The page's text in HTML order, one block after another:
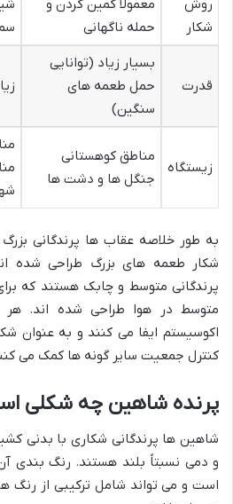
روش
شکار
معمولاً کمین کردن و
حمله ناگهانی
قدرت
بسیار زیاد (توانایی
حمل طعمه های
سنگین)
زیستگاه
مناطق کوهستانی
جنگل ها و دشت ها
به طور خلاصه عقاب ها پرندگانی
شکار طعمه های بزرگ طراحی شده
پرندگانی متوسط و چابک هستند که
متوسط در هوا طراحی شده اند.
اکوسیستم ایفا می کنند و به عنوان
کنترل جمعیت سایر گونه ها کمک می
پرنده شاهین چه شکلی
شاهین ها پرندگانی شکاری با بدنی
و دمی نسبتاً بلند هستند. رنگ بندی
است و می تواند شامل ترکیبی از رنگ